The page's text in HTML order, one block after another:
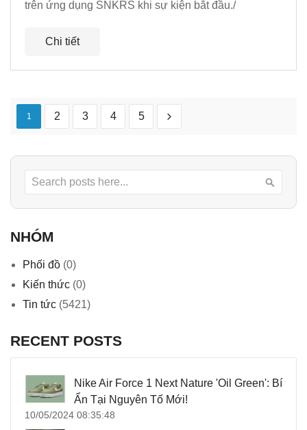
trên ứng dụng SNKRS khi sự kiện bắt đầu./
Chi tiết
1 2 3 4 5
Search
NHÓM
Phối đồ (0)
Kiến thức (0)
Tin tức (5421)
RECENT POSTS
Nike Air Force 1 Next Nature 'Oil Green': Bí
Ẩn Tại Nguyên Tố Mới!
10/05/2024 08:35:48